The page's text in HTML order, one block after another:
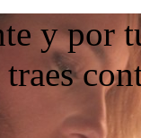
y por